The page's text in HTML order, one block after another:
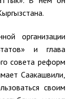
организации
и глава
совета реформ
Саакашвили,
своим